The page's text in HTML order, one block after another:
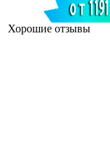
Хорошие отзывы